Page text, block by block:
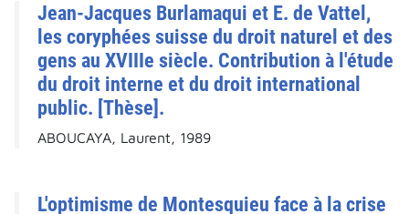
Jean-Jacques Burlamaqui et E. de Vattel,
les coryphées suisse du droit naturel et des
gens au XVIIIe siècle. Contribution à l'étude
du droit interne et du droit international
public. [Thèse].
ABOUCAYA, Laurent, 1989
L'optimisme de Montesquieu face à la crise